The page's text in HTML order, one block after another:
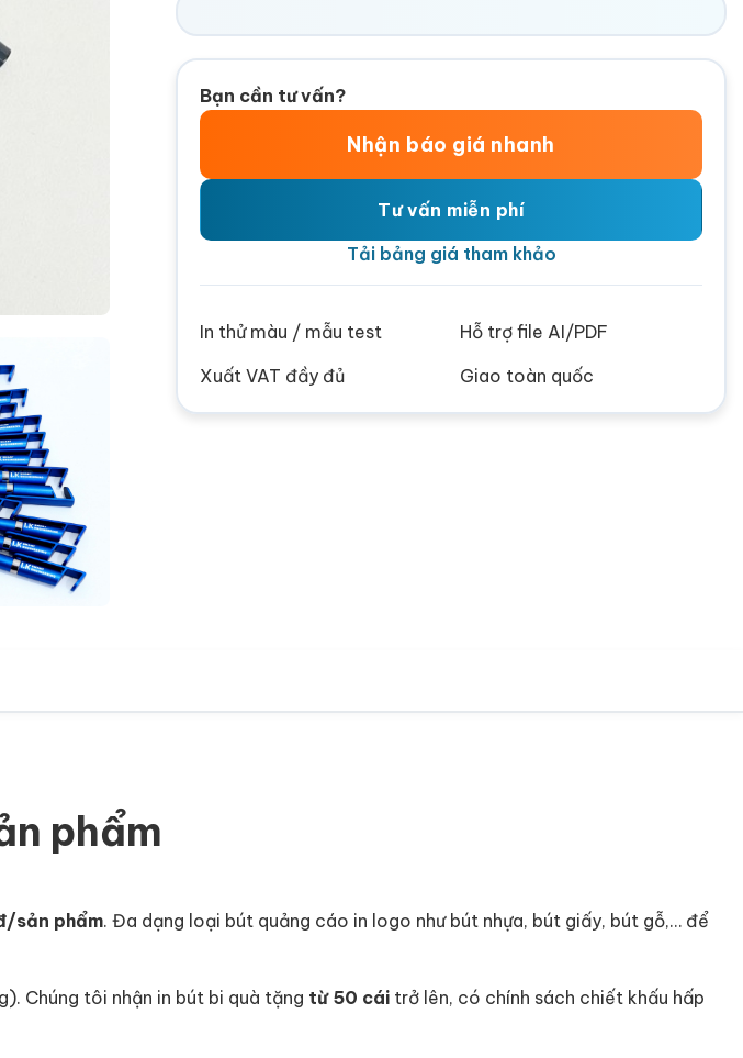
Bạn cần tư vấn?
Nhận báo giá nhanh
Tư vấn miễn phí
Tải bảng giá tham khảo
In thử màu / mẫu test
Hỗ trợ file AI/PDF
Xuất VAT đầy đủ
Giao toàn quốc
phẩm
sản phẩm. Đa dạng loại bút quảng cáo in logo như bút nhựa, bút giấy, bút gỗ,… để
Chúng tôi nhận in bút bi quà tặng từ 50 cái trở lên, có chính sách chiết khấu hấp